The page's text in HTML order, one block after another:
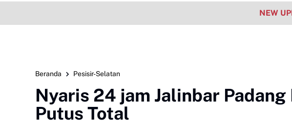
NEW
Beranda Pesisir-Selatan
Nyaris 24 jam Jalinbar
Putus Total